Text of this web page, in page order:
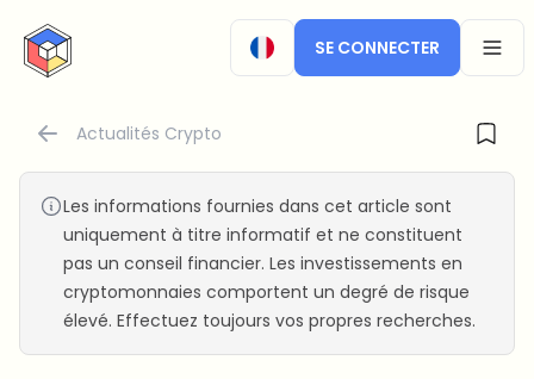
CryptoTicker
SE CONNECTER
Actualités Crypto
Les informations fournies dans cet article sont
uniquement à titre informatif et ne constituent
pas un conseil financier. Les investissements en
cryptomonnaies comportent un degré de risque
élevé. Effectuez toujours vos propres recherches.